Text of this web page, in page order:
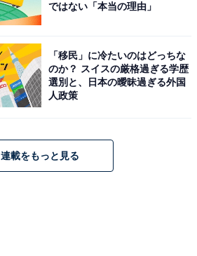
ではない「本当の理由」
「移民」に冷たいのはどっちな
のか？ スイスの厳格過ぎる学歴
選別と、日本の曖昧過ぎる外国
人政策
連載をもっと見る